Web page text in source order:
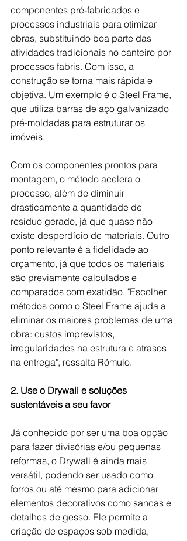
componentes pré-fabricados e
processos industriais para otimizar
obras, substituindo boa parte das
atividades tradicionais no canteiro por
processos fabris. Com isso, a
construção se torna mais rápida e
objetiva. Um exemplo é o Steel Frame,
que utiliza barras de aço galvanizado
pré-moldadas para estruturar os
imóveis.
Com os componentes prontos para
montagem, o método acelera o
processo, além de diminuir
drasticamente a quantidade de
resíduo gerado, já que quase não
existe desperdício de materiais. Outro
ponto relevante é a fidelidade ao
orçamento, já que todos os materiais
são previamente calculados e
comparados com exatidão. "Escolher
métodos como o Steel Frame ajuda a
eliminar os maiores problemas de uma
obra: custos imprevistos,
irregularidades na estrutura e atrasos
na entrega", ressalta Rômulo.
2. Use o Drywall e soluções
sustentáveis a seu favor
Já conhecido por ser uma boa opção
para fazer divisórias e/ou pequenas
reformas, o Drywall é ainda mais
versátil, podendo ser usado como
forros ou até mesmo para adicionar
elementos decorativos como sancas e
detalhes de gesso. Ele permite a
criação de espaços sob medida,